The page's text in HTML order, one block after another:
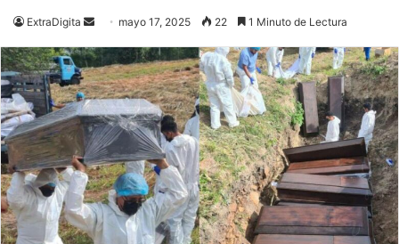
ExtraDigita
Send
email
mayo 17, 2025 22 1 Minuto de Lectura